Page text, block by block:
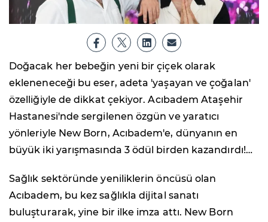
Doğacak her bebeğin yeni bir çiçek olarak
ekleneneceği bu eser, adeta 'yaşayan ve çoğalan'
özelliğiyle de dikkat çekiyor. Acıbadem Ataşehir
Hastanesi'nde sergilenen özgün ve yaratıcı
yönleriyle New Born, Acıbadem'e, dünyanın en
büyük iki yarışmasında 3 ödül birden kazandırdı!…
Sağlık sektöründe yeniliklerin öncüsü olan
Acıbadem, bu kez sağlıkla dijital sanatı
buluşturarak, yine bir ilke imza attı. New Born